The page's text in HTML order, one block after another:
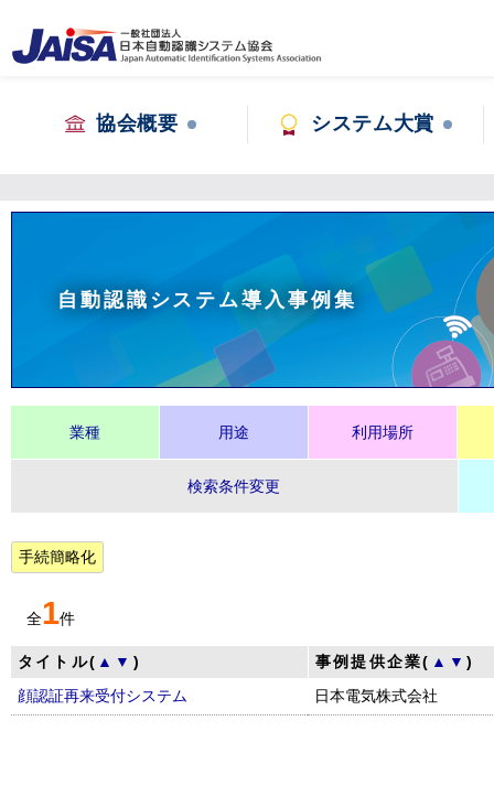
協会概要 システム大賞
自動認識システム導入事例集
業種 用途 利用場所
検索条件変更
手続簡略化
全1件
タイトル( ▲ ▼ ) 事例提供企業( ▲ ▼)
顔認証再来受付システム
日本電気株式会社